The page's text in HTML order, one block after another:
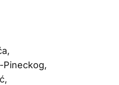
Pineckog,